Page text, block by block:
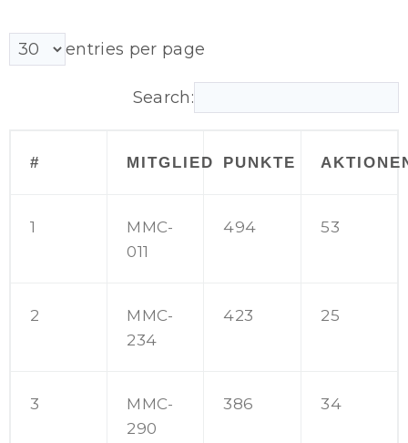
DEINE
ERFAHRUNGSPUNKTE.MINT
entries per page
Search:
# MITGLIED PUNKTE
1
MMC-
011
494 53
2
MMC-
234
423 25
3
MMC-
290
386 34